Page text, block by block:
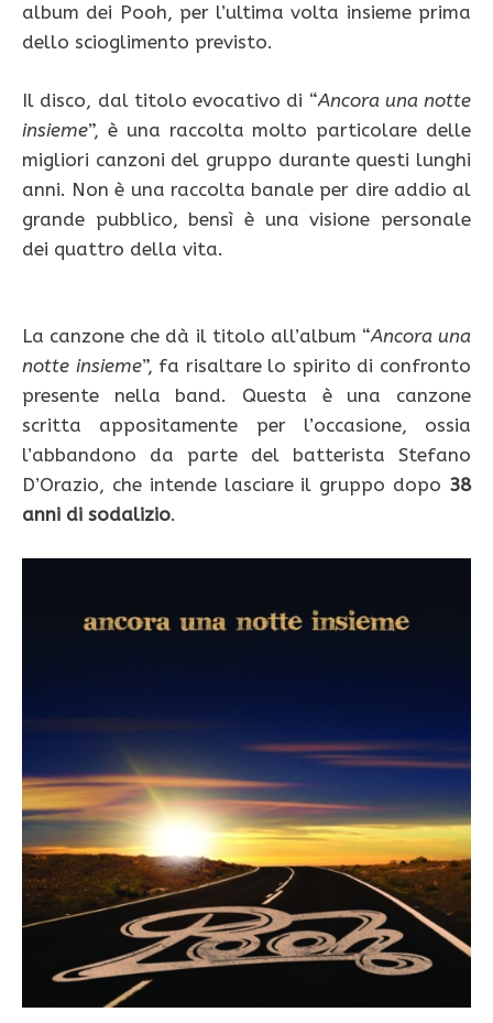
album dei Pooh, per l’ultima volta insieme prima
dello scioglimento previsto.
Il disco, dal titolo evocativo di “Ancora una notte
insieme”, è una raccolta molto particolare delle
migliori canzoni del gruppo durante questi lunghi
anni. Non è una raccolta banale per dire addio al
grande pubblico, bensì è una visione personale
dei quattro della vita.
La canzone che dà il titolo all’album “Ancora una
notte insieme”, fa risaltare lo spirito di confronto
presente nella band. Questa è una canzone
scritta appositamente per l’occasione, ossia
l’abbandono da parte del batterista Stefano
D’Orazio, che intende lasciare il gruppo dopo 38
anni di sodalizio.